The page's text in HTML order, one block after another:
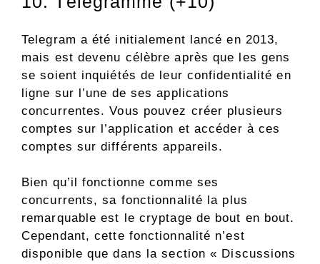
Telegram a été initialement lancé en 2013,
mais est devenu célèbre après que les gens
se soient inquiétés de leur confidentialité en
ligne sur l’une de ses applications
concurrentes. Vous pouvez créer plusieurs
comptes sur l’application et accéder à ces
comptes sur différents appareils.
Bien qu’il fonctionne comme ses
concurrents, sa fonctionnalité la plus
remarquable est le cryptage de bout en bout.
Cependant, cette fonctionnalité n’est
disponible que dans la section « Discussions